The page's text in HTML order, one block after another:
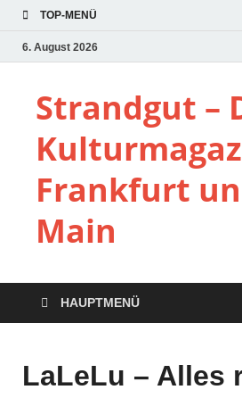
TOP-MENÜ
6. August 2026
Strandgut –
Frankfurt
Main
HAUPTMENÜ
LaLeLu – Alles